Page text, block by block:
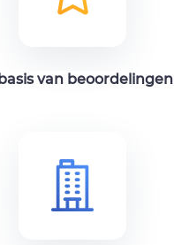
van beoordelingen